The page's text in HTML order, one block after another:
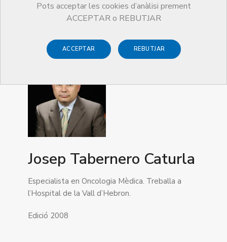
Pots acceptar les cookies d’anàlisi prement
ACCEPTAR o REBUTJAR
ACCEPTAR REBUTJAR
Guardonat Edició 2008
Josep Tabernero Caturla
Especialista en Oncologia Mèdica. Treballa a
l’Hospital de la Vall d’Hebron.
Edició 2008